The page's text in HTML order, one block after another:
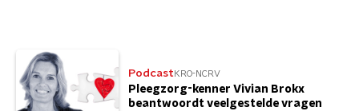
Podcast KRO-NCRV
Pleegzorg-kenner Vivian Brokx
beantwoordt veelgestelde vragen